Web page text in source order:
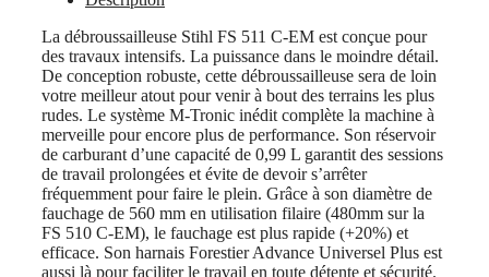
La débroussailleuse Stihl FS 511 C-EM est conçue pour
des travaux intensifs. La puissance dans le moindre détail.
De conception robuste, cette débroussailleuse sera de loin
votre meilleur atout pour venir à bout des terrains les plus
rudes. Le système M-Tronic inédit complète la machine à
merveille pour encore plus de performance. Son réservoir
de carburant d’une capacité de 0,99 L garantit des sessions
de travail prolongées et évite de devoir s’arrêter
fréquemment pour faire le plein. Grâce à son diamètre de
fauchage de 560 mm en utilisation filaire (480mm sur la
FS 510 C-EM), le fauchage est plus rapide (+20%) et
efficace. Son harnais Forestier Advance Universel Plus est
aussi là pour faciliter le travail en toute détente et sécurité.